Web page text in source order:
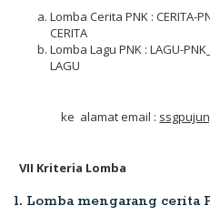
Lomba Cerita PNK : CERITA-
CERITA
Lomba Lagu PNK : LAGU-
LAGU
ke alamat email :
VII Kriteria Lomba
1. Lomba mengarang cerita